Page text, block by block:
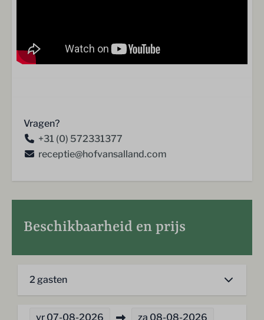
Vragen?
+31 (0) 572331377
receptie@hofvansalland.com
Beschikbaarheid en prijs
2 gasten
vr 07-08-2026 za 08-08-2026